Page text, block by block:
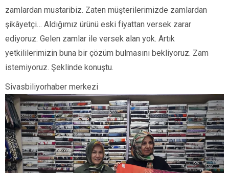
zamlardan mustaribiz. Zaten müşterilerimizde zamlardan
şikâyetçi… Aldığımız ürünü eski fiyattan versek zarar
ediyoruz. Gelen zamlar ile versek alan yok. Artık
yetkililerimizin buna bir çözüm bulmasını bekliyoruz. Zam
istemiyoruz. Şeklinde konuştu.
Sivasbiliyorhaber merkezi